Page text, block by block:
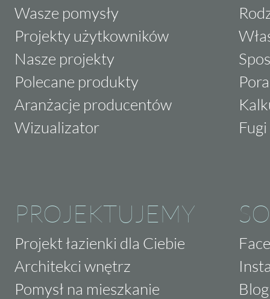
Wasze pomysły
Projekty użytkowników
Nasze projekty
Polecane produkty
Aranżacje producentów
Wizualizator
PROJEKTUJEMY
Projekt łazienki dla Ciebie
Architekci wnętrz
Pomysł na mieszkanie
Blog